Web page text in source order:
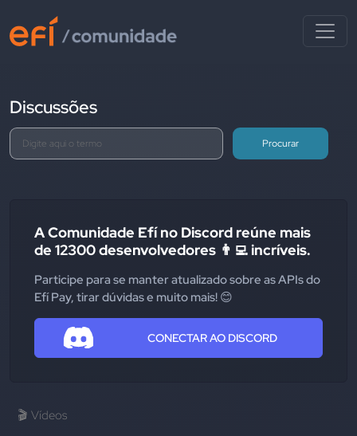
Discussões
Procurar
A Comunidade Efí no Discord reúne mais
de 12300 desenvolvedores 👨‍💻 incríveis.
Participe para se manter atualizado sobre as APIs do
Efí Pay, tirar dúvidas e muito mais! 😊
CONECTAR AO DISCORD
🎬 Vídeos